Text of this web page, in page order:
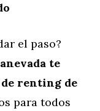
el paso?
te
renting de
para todos